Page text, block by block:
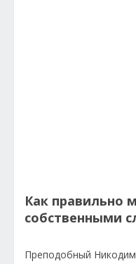
Как правильно
собственными
Преподобный